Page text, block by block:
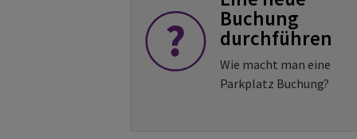
Buchung
durchführen
Wie macht man eine
Parkplatz Buchung?